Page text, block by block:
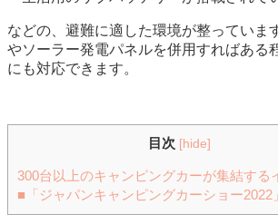
などの、避難に適した環境が整っていま
やソーラー発電パネルを併用すればある
にも対応できます。
目次 [hide]
300台以上のキャンピングカーが集結する
■「ジャパンキャンピングカーショー2022